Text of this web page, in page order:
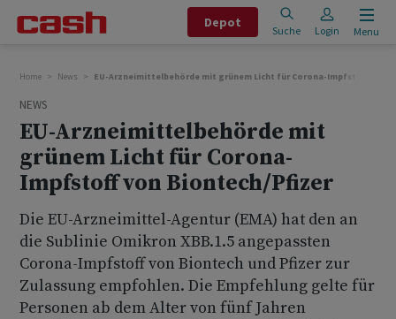
Depot
Suche Login Menu
Home News EU-Arzneimittelbehörde mit grünem Licht für Corona-Impfstoff von
NEWS
EU-Arzneimittelbehörde mit
grünem Licht für Corona-
Impfstoff von Biontech/Pfizer
Die EU-Arzneimittel-Agentur (EMA) hat den an
die Sublinie Omikron XBB.1.5 angepassten
Corona-Impfstoff von Biontech und Pfizer zur
Zulassung empfohlen. Die Empfehlung gelte für
Personen ab dem Alter von fünf Jahren